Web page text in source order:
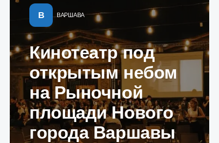
В ВАРШАВА
Кинотеатр под
открытым небом
на Рыночной
площади Нового
города Варшавы